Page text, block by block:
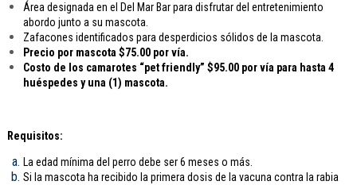
Área designada en el Del Mar Bar para disfrutar del entretenimiento
abordo junto a su mascota.
Zafacones identificados para desperdicios sólidos de la mascota.
Precio por mascota $75.00 por vía.
Costo de los camarotes “pet friendly” $95.00 por vía para hasta 4
huéspedes y una (1) mascota.
Requisitos:
La edad mínima del perro debe ser 6 meses o más.
Si la mascota ha recibido la primera dosis de la vacuna contra la rabia